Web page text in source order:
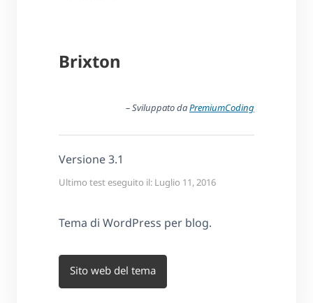
Brixton
– Sviluppato daPremiumCoding
Versione 3.1
Ultimo test eseguito il: Luglio 11, 2016
Tema di WordPress per blog.
Sito web del tema